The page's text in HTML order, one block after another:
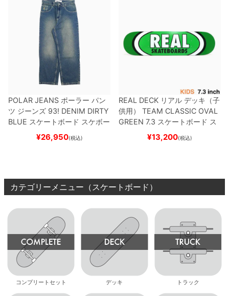
POLAR JEANS ポーラー パン
ツ ジーンズ 93! DENIM DIRTY
BLUE スケートボード スケボー
¥26,950(税込)
REAL DECK リアル デッキ（子
供用）
TEAM CLASSIC OVAL
GREEN 7.3 スケートボード ス
¥13,200(税込)
カテゴリーメニュー（スケートボード）
コンプリートセット デッキ トラック